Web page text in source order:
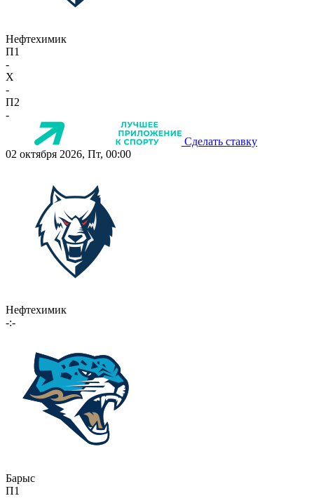
Нефтехимик
П1
-
X
-
П2
-
Сделать ставку
02 октября 2026, Пт, 00:00
Нефтехимик
-:-
Барыс
П1